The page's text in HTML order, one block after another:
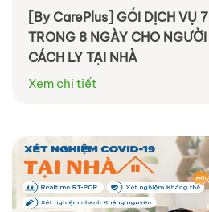
[By CarePlus] GÓI DỊCH VỤ
TRONG 8 NGÀY CHO
CÁCH LY TẠI NHÀ
Xem chi tiết